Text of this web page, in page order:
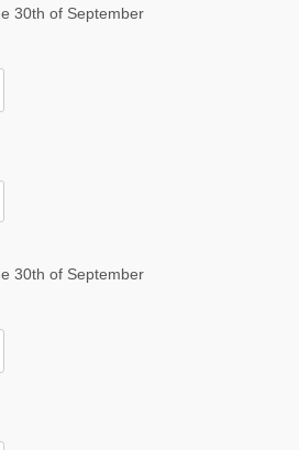
30th of September
30th of September